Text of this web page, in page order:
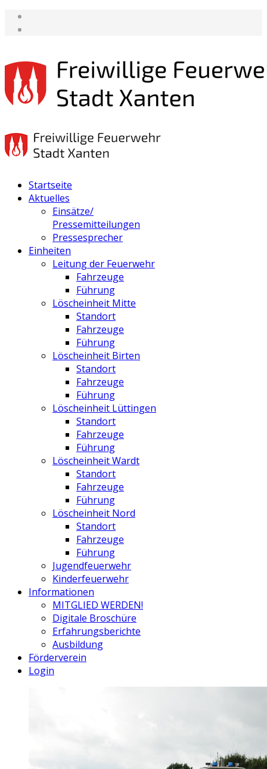
Startseite
Aktuelles
Einsätze/
Pressemitteilungen
Pressesprecher
Einheiten
Leitung der Feuerwehr
Fahrzeuge
Führung
Löscheinheit Mitte
Standort
Fahrzeuge
Führung
Löscheinheit Birten
Standort
Fahrzeuge
Führung
Löscheinheit Lüttingen
Standort
Fahrzeuge
Führung
Löscheinheit Wardt
Standort
Fahrzeuge
Führung
Löscheinheit Nord
Standort
Fahrzeuge
Führung
Jugendfeuerwehr
Kinderfeuerwehr
Informationen
MITGLIED WERDEN!
Digitale Broschüre
Erfahrungsberichte
Ausbildung
Förderverein
Login